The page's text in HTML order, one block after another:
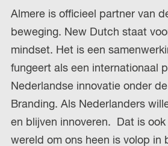
Almere is officieel partner van
beweging. New Dutch staat
mindset. Het is een
fungeert als een internationaal
Nederlandse innovatie onder
Branding. Als Nederlanders
en blijven innoveren. Dat is
wereld om ons heen is volop in